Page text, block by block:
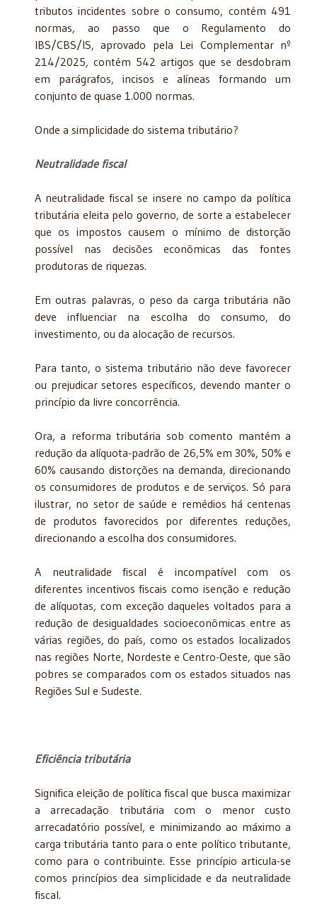
tributos incidentes sobre o consumo, contém 491
normas, ao passo que o Regulamento do
IBS/CBS/IS, aprovado pela Lei Complementar nº
214/2025, contém 542 artigos que se desdobram
em parágrafos, incisos e alíneas formando um
conjunto de quase 1.000 normas.
Onde a simplicidade do sistema tributário?
Neutralidade fiscal
A neutralidade fiscal se insere no campo da política
tributária eleita pelo governo, de sorte a estabelecer
que os impostos causem o mínimo de distorção
possível nas decisões econômicas das fontes
produtoras de riquezas.
Em outras palavras, o peso da carga tributária não
deve influenciar na escolha do consumo, do
investimento, ou da alocação de recursos.
Para tanto, o sistema tributário não deve favorecer
ou prejudicar setores específicos, devendo manter o
princípio da livre concorrência.
Ora, a reforma tributária sob comento mantém a
redução da alíquota-padrão de 26,5% em 30%, 50% e
60% causando distorções na demanda, direcionando
os consumidores de produtos e de serviços. Só para
ilustrar, no setor de saúde e remédios há centenas
de produtos favorecidos por diferentes reduções,
direcionando a escolha dos consumidores.
A neutralidade fiscal é incompatível com os
diferentes incentivos fiscais como isenção e redução
de alíquotas, com exceção daqueles voltados para a
redução de desigualdades socioeconômicas entre as
várias regiões, do país, como os estados localizados
nas regiões Norte, Nordeste e Centro-Oeste, que são
pobres se comparados com os estados situados nas
Regiões Sul e Sudeste.
Eficiência tributária
Significa eleição de política fiscal que busca maximizar
a arrecadação tributária com o menor custo
arrecadatório possível, e minimizando ao máximo a
carga tributária tanto para o ente político tributante,
como para o contribuinte. Esse princípio articula-se
comos princípios dea simplicidade e da neutralidade
fiscal.